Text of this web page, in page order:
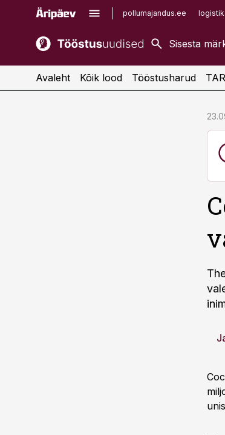
pollumajandus.ee
kaubandus.ee
kinnisvarauudised.ee
Avaleht Kõik lood Tööstusharud